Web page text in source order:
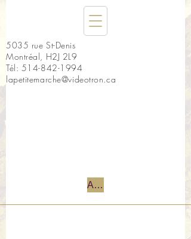
5035 rue St-Denis
Montréal, H2J 2L9
Tél: 514-842-1994
lapetitemarche@videotron.ca
Accueil